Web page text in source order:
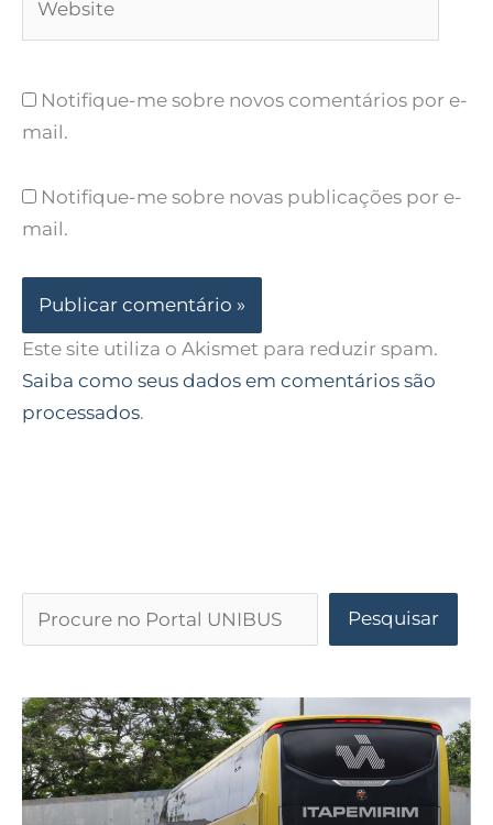
Notifique-me sobre novos comentários por e-
mail.
Notifique-me sobre novas publicações por e-
mail.
Este site utiliza o Akismet para reduzir spam.
Saiba como seus dados em comentários são
processados.
Pesquisar